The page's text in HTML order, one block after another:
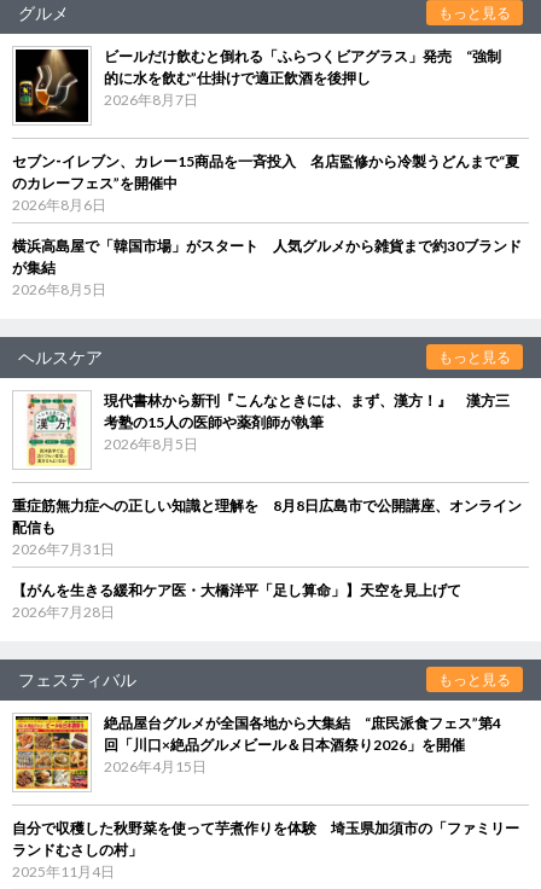
グルメ もっと見る
ビールだけ飲むと倒れる「ふらつくビアグラス」発売 “強制
的に水を飲む”仕掛けで適正飲酒を後押し
2026年8月7日
セブン‐イレブン、カレー15商品を一斉投入 名店監修から冷製うどんまで“夏
のカレーフェス”を開催中
2026年8月6日
横浜高島屋で「韓国市場」がスタート 人気グルメから雑貨まで約30ブランド
が集結
2026年8月5日
ヘルスケア もっと見る
現代書林から新刊『こんなときには、まず、漢方！』 漢方三
考塾の15人の医師や薬剤師が執筆
2026年8月5日
重症筋無力症への正しい知識と理解を 8月8日広島市で公開講座、オンライン
配信も
2026年7月31日
【がんを生きる緩和ケア医・大橋洋平「足し算命」】天空を見上げて
2026年7月28日
フェスティバル もっと見る
絶品屋台グルメが全国各地から大集結 “庶民派食フェス”第4
回「川口×絶品グルメビール＆日本酒祭り2026」を開催
2026年4月15日
自分で収穫した秋野菜を使って芋煮作りを体験 埼玉県加須市の「ファミリー
ランドむさしの村」
2025年11月4日